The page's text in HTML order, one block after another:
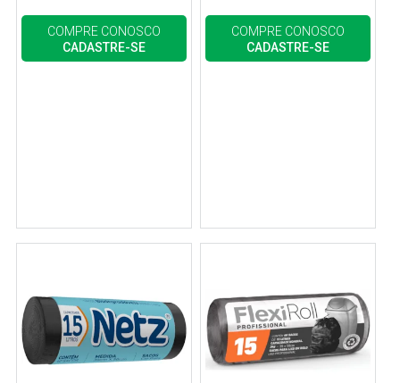
COMPRE CONOSCO
CADASTRE-SE
COMPRE CONOSCO
CADASTRE-SE